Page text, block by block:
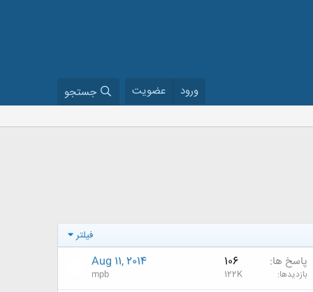
ورود عضویت جستجو
فیلتر
پاسخ ها 106
بازدیدها 122K
Aug 11, 2014
mpb